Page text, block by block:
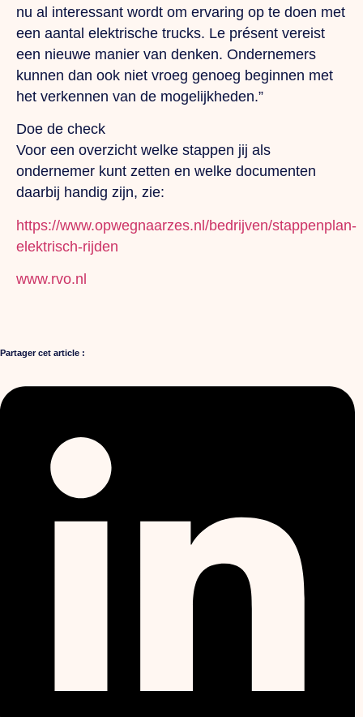
nu al interessant wordt om ervaring op te doen met
een aantal elektrische trucks. Le présent vereist
een nieuwe manier van denken. Ondernemers
kunnen dan ook niet vroeg genoeg beginnen met
het verkennen van de mogelijkheden.”
Doe de check
Voor een overzicht welke stappen jij als
ondernemer kunt zetten en welke documenten
daarbij handig zijn, zie:
https://www.opwegnaarzes.nl/bedrijven/stappenplan-
elektrisch-rijden
www.rvo.nl
Partager cet article :